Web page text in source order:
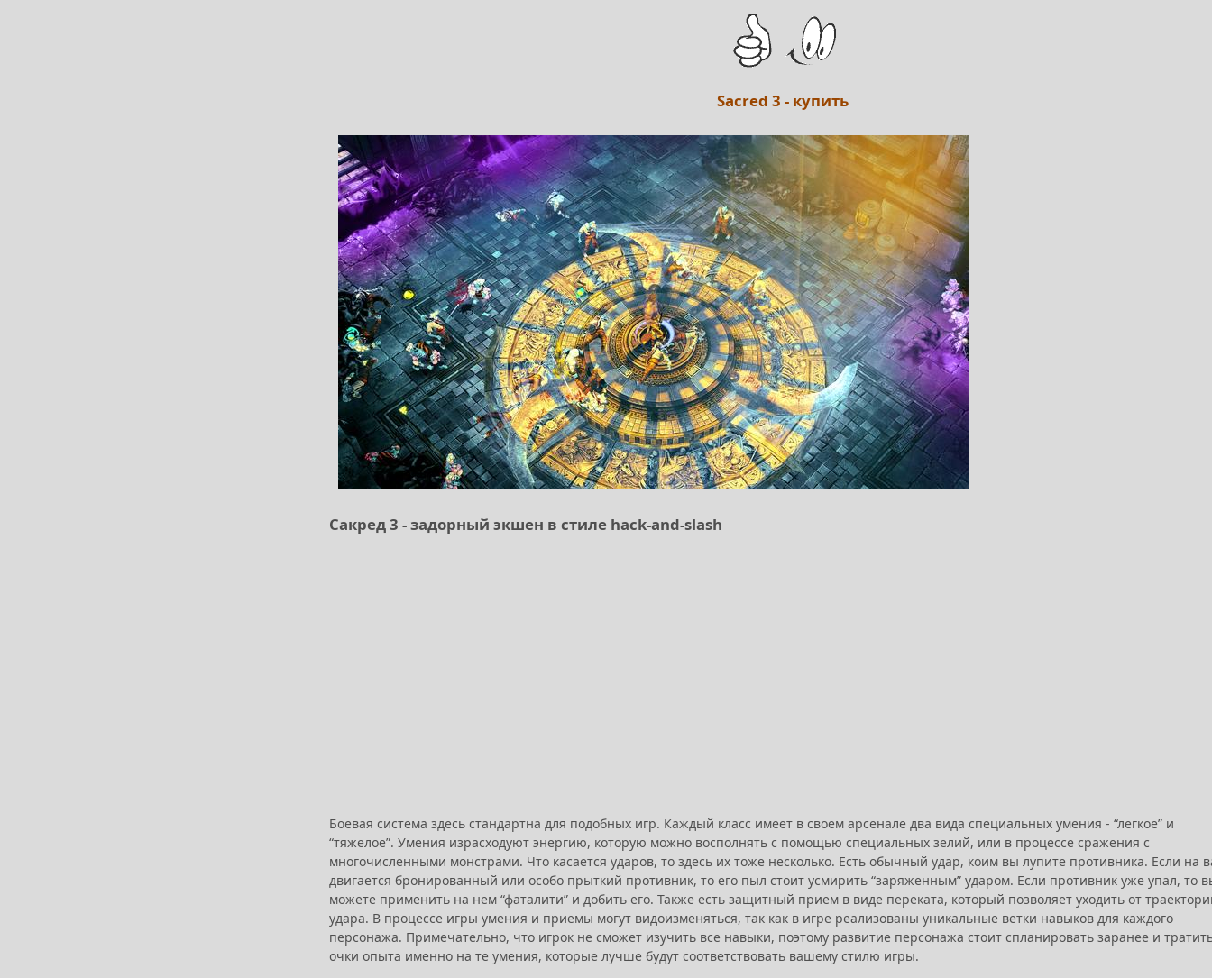
Sacred 3 - купить
Сакред 3 - задорный экшен в стиле hack-and-slash
Боевая система здесь стандартна для подобных игр. Каждый класс имеет в своем арсенале два вида специальных умения - “легкое” и
“тяжелое”. Умения израсходуют энергию, которую можно восполнять с помощью специальных зелий, или в процессе сражения с
многочисленными монстрами. Что касается ударов, то здесь их тоже несколько. Есть обычный удар, коим вы лупите противника. Если на
двигается бронированный или особо прыткий противник, то его пыл стоит усмирить “заряженным” ударом. Если противник уже упал, то
можете применить на нем “фаталити” и добить его. Также есть защитный прием в виде переката, который позволяет уходить от
удара. В процессе игры умения и приемы могут видоизменяться, так как в игре реализованы уникальные ветки навыков для каждого
персонажа. Примечательно, что игрок не сможет изучить все навыки, поэтому развитие персонажа стоит спланировать заранее и
очки опыта именно на те умения, которые лучше будут соответствовать вашему стилю игры.